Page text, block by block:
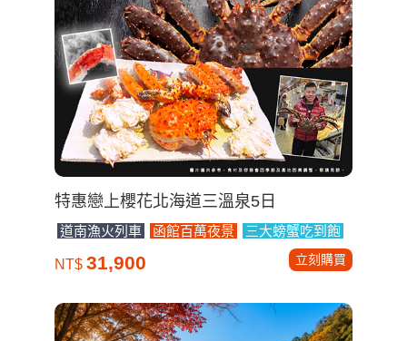
特惠戀上櫻花北海道三溫泉5日
道南漁火列車 函館百萬夜景 三大螃蟹吃到飽
NT$ 31,900 立刻購買